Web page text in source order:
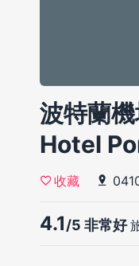
波特蘭
Hotel
收藏
4.1/5 非常好